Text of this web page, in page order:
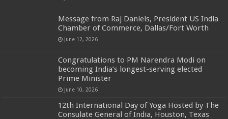
Message from Raj Daniels, President US India
Chamber of Commerce, Dallas/Fort Worth
June 12, 2026
Congratulations to PM Narendra Modi on
becoming India’s longest-serving elected
Prime Minister
June 10, 2026
12th International Day of Yoga Hosted by The
Consulate General of India, Houston, Texas